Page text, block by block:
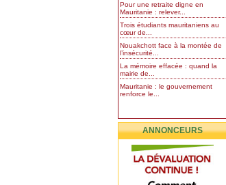
Pour une retraite digne en
Mauritanie : relever...
Trois étudiants mauritaniens au
cœur de...
Nouakchott face à la montée de
l’insécurité...
La mémoire effacée : quand la
mairie de...
Mauritanie : le gouvernement
renforce le...
ANNONCEURS